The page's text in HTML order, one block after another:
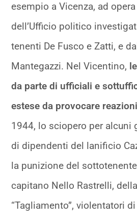
esempio a Vicenza, ad
dell’Ufficio politico
tenenti De Fusco e Zatti, e
Mantegazzi. Nel Vicentino,
da parte di ufficiali e
estese da provocare reazioni
1944, lo sciopero per alcuni
di dipendenti del lanificio
la punizione del
capitano Nello Rastrelli,
“Tagliamento”, violentatori